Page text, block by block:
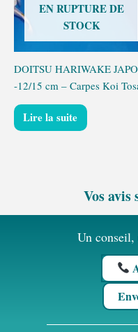
EN RUPTURE DE
STOCK
DOITSU HARIWAKE
-12/15 cm – Carpes Koi
Lire la suite
Vos
Un